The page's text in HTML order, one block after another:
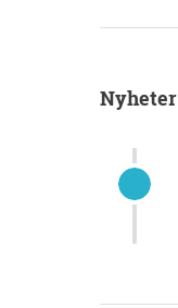
nyheter